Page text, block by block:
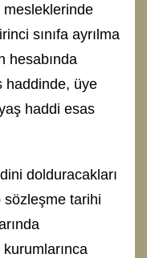
sınıfa ayrılma
hesabında
haddinde, üye
haddi esas
dolduracakları
tarihi